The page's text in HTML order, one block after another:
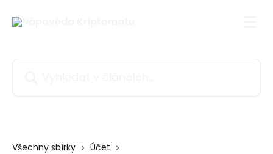
Všechny sbírky
Účet